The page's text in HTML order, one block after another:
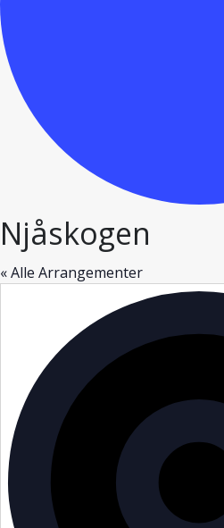
Njåskogen
« Alle Arrangementer